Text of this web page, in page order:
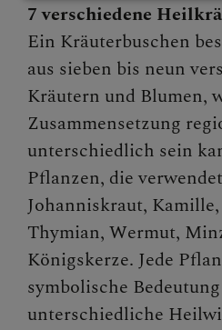
7 verschiedene
Ein Kräuterbuschen
aus sieben bis neun
Kräutern und Blumen,
Zusammensetzung
unterschiedlich sein
Pflanzen, die
Johanniskraut,
Thymian, Wermut,
Königskerze. Jede
symbolische
unterschiedliche